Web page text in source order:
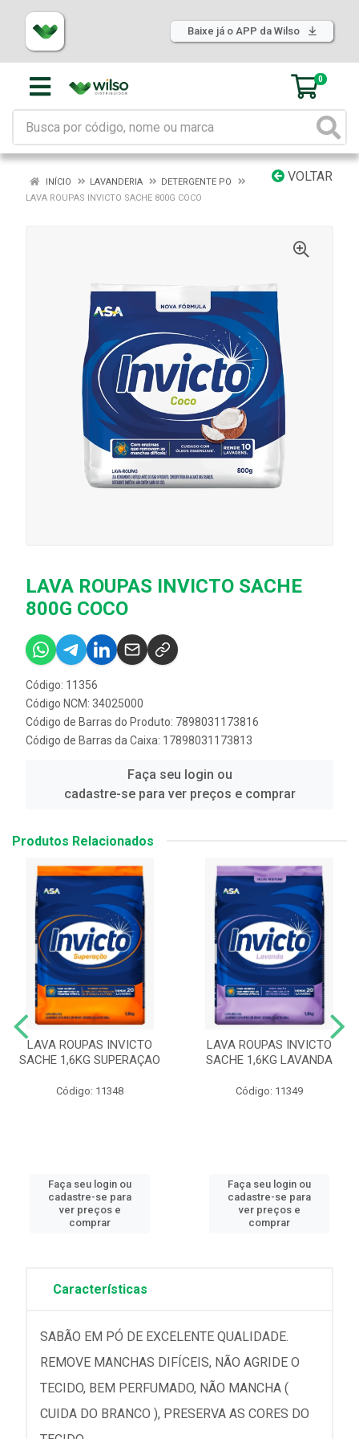
Baixe já o APP da Wilso
0
VOLTAR
INÍCIO LAVANDERIA
DETERGENTE PO
LAVA ROUPAS INVICTO SACHE 800G COCO
LAVA ROUPAS INVICTO SACHE
800G COCO
Código: 11356
Código NCM: 34025000
Código de Barras do Produto: 7898031173816
Código de Barras da Caixa: 17898031173813
Faça seu login ou
cadastre-se para ver preços e comprar
Produtos Relacionados
LAVA ROUPAS INVICTO
SACHE 1,6KG SUPERAÇAO
Código: 11348
Faça seu login ou
cadastre-se para
ver preços e
comprar
LAVA ROUPAS INVICTO
SACHE 1,6KG LAVANDA
Código: 11349
Faça seu login ou
cadastre-se para
ver preços e
comprar
Características
SABÃO EM PÓ DE EXCELENTE QUALIDADE.
REMOVE MANCHAS DIFÍCEIS, NÃO AGRIDE O
TECIDO, BEM PERFUMADO, NÃO MANCHA (
CUIDA DO BRANCO ), PRESERVA AS CORES DO